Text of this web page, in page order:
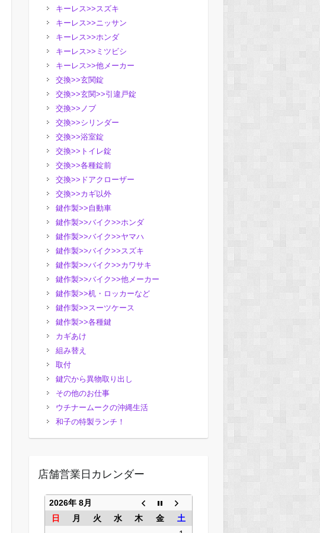
キーレス>>スズキ
キーレス>>ニッサン
キーレス>>ホンダ
キーレス>>ミツビシ
キーレス>>他メーカー
交換>>玄関錠
交換>>玄関>>引違戸錠
交換>>ノブ
交換>>シリンダー
交換>>浴室錠
交換>>トイレ錠
交換>>各種錠前
交換>>ドアクローザー
交換>>カギ以外
鍵作製>>自動車
鍵作製>>バイク>>ホンダ
鍵作製>>バイク>>ヤマハ
鍵作製>>バイク>>スズキ
鍵作製>>バイク>>カワサキ
鍵作製>>バイク>>他メーカー
鍵作製>>机・ロッカーなど
鍵作製>>スーツケース
鍵作製>>各種鍵
カギあけ
組み替え
取付
鍵穴から異物取り出し
その他のお仕事
ウチナームークの沖縄生活
和子の特製ランチ！
店舗営業日カレンダー
2026年 8月
日
月 火 水 木 金
土